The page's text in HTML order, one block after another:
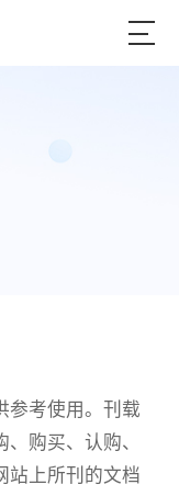
参考使用。刊载
购买、认购、
站上所刊的文档